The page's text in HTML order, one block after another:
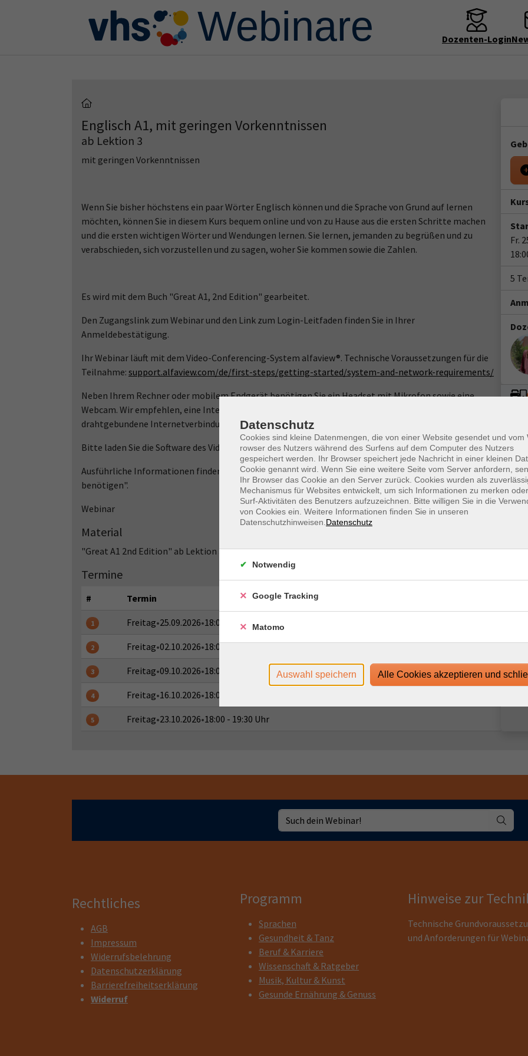
Dozenten-Login
Englisch A1, mit geringen Vorkenntnissen
ab Lektion 3
mit geringen Vorkenntnissen
Wenn Sie bisher höchstens ein paar Wörter Englisch können und die Sprache von Grund auf lernen
möchten, können Sie in diesem Kurs bequem online und von zu Hause aus die ersten Schritte machen
und die ersten wichtigen Wörter und Wendungen lernen. Sie lernen, jemanden zu begrüßen und zu
verabschieden, sich vorzustellen und zu sagen, woher Sie kommen sowie die Zahlen.
Es wird mit dem Buch "Great A1, 2nd Edition" gearbeitet.
Den Zugangslink zum Webinar und den Link zum Login-Leitfaden finden Sie in Ihrer
Anmeldebestätigung.
Ihr Webinar läuft mit dem Video-Conferencing-System alfaview®. Technische Voraussetzungen für die
Teilnahme: support.alfaview.com/de/first-steps/getting-started/system-and-network-requirements/
Neben Ihrem Rechner oder mobilem Endgerät benötigen Sie ein Headset mit Mikrofon sowie eine
Webcam. Wir empfehlen, eine Internetverbindung von mindestens 16 MBit/s, sowie eine
drahtgebundene Internetverbindung (LAN) zu nutzen.
Bitte laden Sie die Software des Video-Conferencing-System alfaview® auf Ihren Rechner.
Ausführliche Informationen finden Sie auf www.webinare-vhs.de unter dem Menüpunkt "Was Sie
benötigen".
Webinar
Material
"Great A1 2nd Edition" ab Lektion 3
Termine
# Termin
1 Freitag•25.09.2026•18:00 - 19:30 Uhr
2 Freitag•02.10.2026•18:00 - 19:30 Uhr
3 Freitag•09.10.2026•18:00 - 19:30 Uhr
4 Freitag•16.10.2026•18:00 - 19:30 Uhr
5 Freitag•23.10.2026•18:00 - 19:30 Uhr
Fr.
5
Rechtliches
AGB
Impressum
Widerrufsbelehrung
Datenschutzerklärung
Barrierefreiheitserklärung
Widerruf
Programm
Sprachen
Gesundheit & Tanz
Beruf & Karriere
Wissenschaft & Ratgeber
Musik, Kultur & Kunst
Gesunde Ernährung & Genuss
Hinweise zur
Technische
und Anforderungen für
Datenschutz
Cookies sind kleine Datenmengen, die von einer Website gesendet und vom
rowser des Nutzers während des Surfens auf dem Computer des Nutzers
gespeichert werden. Ihr Browser speichert jede Nachricht in einer kleinen
Cookie genannt wird. Wenn Sie eine weitere Seite vom Server anfordern,
Ihr Browser das Cookie an den Server zurück. Cookies wurden als
Mechanismus für Websites entwickelt, um sich Informationen zu merken
Surf-Aktivitäten des Benutzers aufzuzeichnen. Bitte willigen Sie in die
von Cookies ein. Weitere Informationen finden Sie in unseren
Datenschutzhinweisen. Datenschutz
Notwendig
Google Tracking
Matomo
Auswahl speichern Alle Cookies akzeptieren und